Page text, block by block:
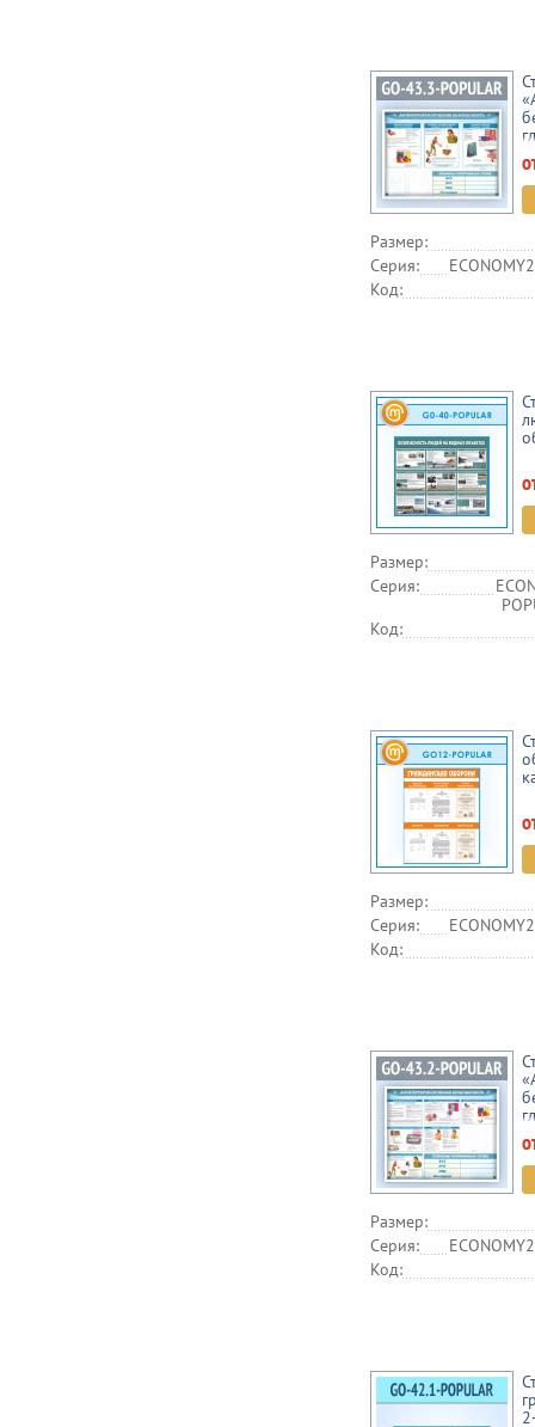
Размер:
Серия:
Код:
Размер:
Серия:
Код:
Размер:
Серия:
Код:
Размер:
Серия:
Код: